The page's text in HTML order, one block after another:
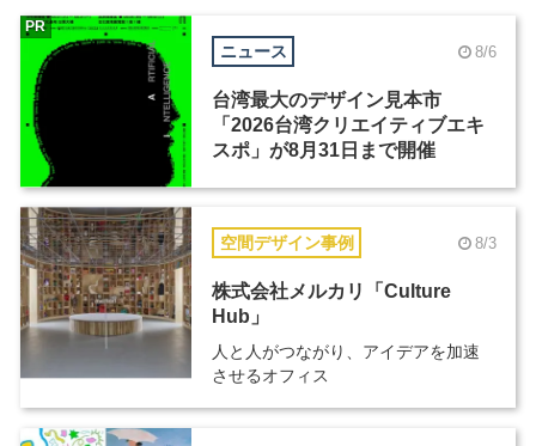
ニュース 8/6
台湾最大のデザイン見本市
「2026台湾クリエイティブエキ
スポ」が8月31日まで開催
PR
空間デザイン事例 8/3
株式会社メルカリ「Culture
Hub」
人と人がつながり、アイデアを加速
させるオフィス